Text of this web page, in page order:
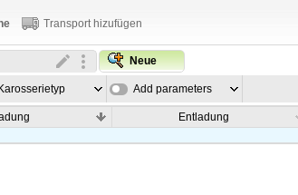
Transport hizufügen
Neue
Karosserietyp Add parameters
Entladung